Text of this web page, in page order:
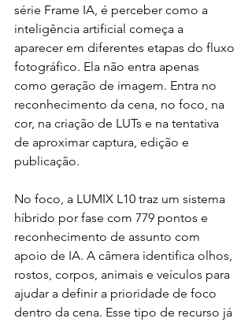
série Frame IA, é perceber como a
inteligência artificial começa a
aparecer em diferentes etapas do fluxo
fotográfico. Ela não entra apenas
como geração de imagem. Entra no
reconhecimento da cena, no foco, na
cor, na criação de LUTs e na tentativa
de aproximar captura, edição e
publicação.
No foco, a LUMIX L10 traz um sistema
híbrido por fase com 779 pontos e
reconhecimento de assunto com
apoio de IA. A câmera identifica olhos,
rostos, corpos, animais e veículos para
ajudar a definir a prioridade de foco
dentro da cena. Esse tipo de recurso já